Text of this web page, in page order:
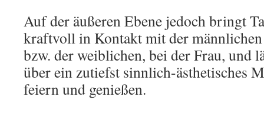
Auf der äußeren Ebene jedoch bringt
kraftvoll in Kontakt mit der
bzw. der weiblichen, bei der Frau, und
über ein zutiefst sinnlich-ästhetisches
feiern und genießen.